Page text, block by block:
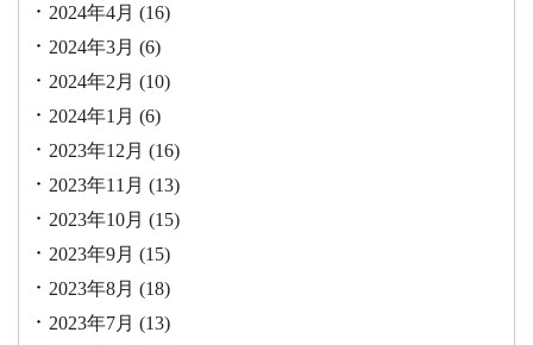
2024年4月 (16)
2024年3月 (6)
2024年2月 (10)
2024年1月 (6)
2023年12月 (16)
2023年11月 (13)
2023年10月 (15)
2023年9月 (15)
2023年8月 (18)
2023年7月 (13)